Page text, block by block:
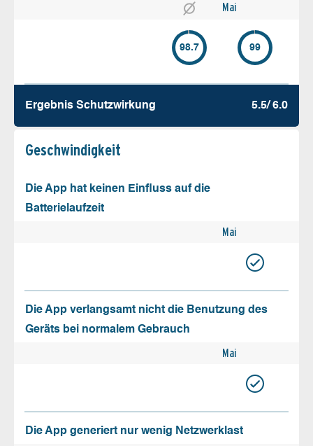
Mai
98.7 99
Ergebnis Schutz­wirkung 5.5/ 6.0
Geschw­indigkeit
Die App hat keinen Einfluss auf die
Batterielaufzeit
Mai
Die App verlangsamt nicht die Benutzung des
Geräts bei normalem Gebrauch
Mai
Die App generiert nur wenig Netzwerklast